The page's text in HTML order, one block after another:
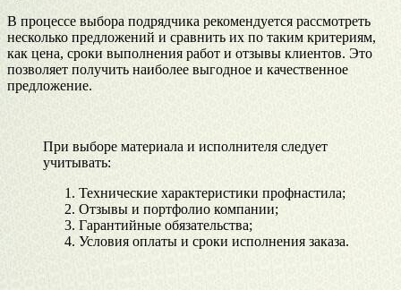
В процессе выбора подрядчика рекомендуется рассмотреть
несколько предложений и сравнить их по таким критериям,
как цена, сроки выполнения работ и отзывы клиентов. Это
позволяет получить наиболее выгодное и качественное
предложение.
При выборе материала и исполнителя следует
учитывать:
Технические характеристики профнастила;
Отзывы и портфолио компании;
Гарантийные обязательства;
Условия оплаты и сроки исполнения заказа.